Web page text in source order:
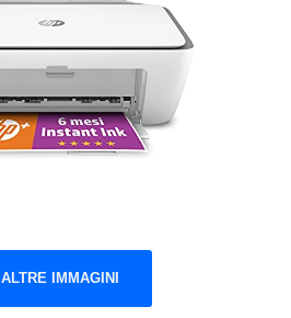
ALTRE IMMAGINI